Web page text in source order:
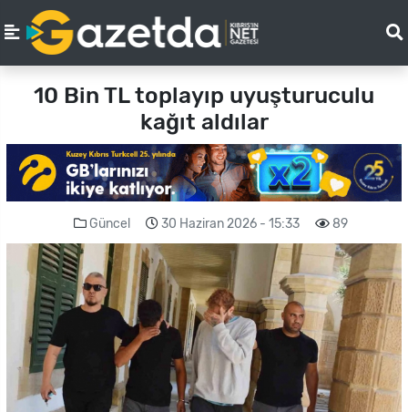
10 Bin TL toplayıp uyuşturuculu
kağıt aldılar
Güncel 30 Haziran 2026 - 15:33 89